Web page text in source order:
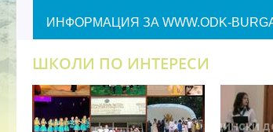
ИНФОРМАЦИЯ ЗА WWW.ODK-
ШКОЛИ ПО ИНТЕРЕСИ